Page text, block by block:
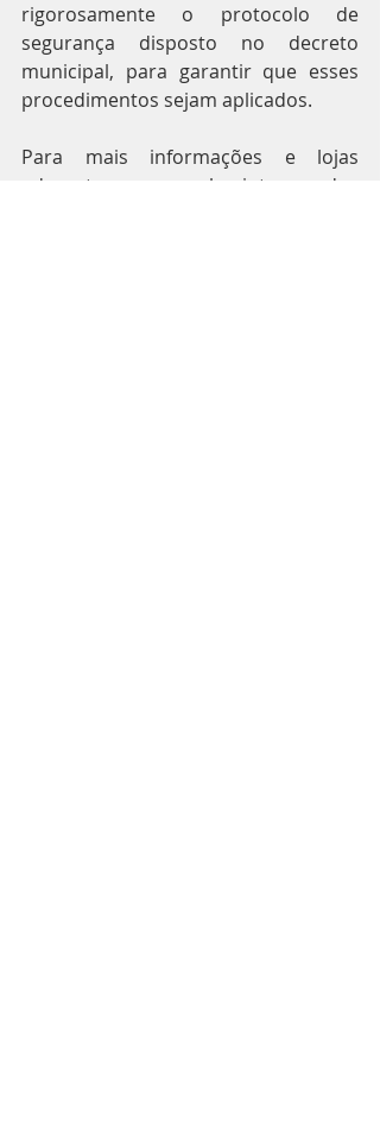
rigorosamente o protocolo de
segurança disposto no decreto
municipal, para garantir que esses
procedimentos sejam aplicados.
Para mais informações e lojas
aderentes a campanha, interessados